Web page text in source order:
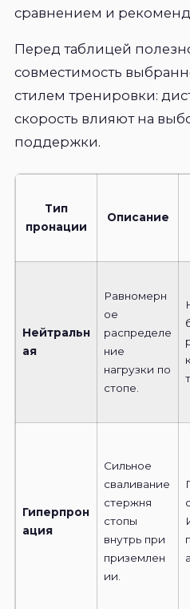
сравнением и
Перед таблицей
совместимость
стилем тренировки:
скорость влияют на
поддержки.
Тип
пронации
Описание
Нейтральн
ая
Равномерн
ое
распределе
ние
нагрузки по
стопе.
Гиперпрон
ация
Сильное
сваливание
стержня
стопы
внутрь при
приземлен
ии.